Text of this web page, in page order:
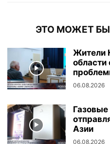
ЭТО МОЖЕТ
Жители
06.08.2026
Газовые
Азии
06.08.2026